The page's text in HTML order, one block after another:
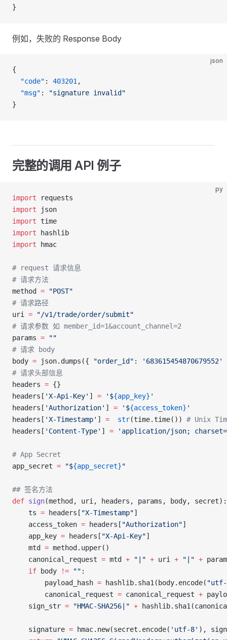
}
例如，失败的 Response Body
json
{
  "code"
: 403201 ,
  "msg"
:
"signature invalid"
}
完整的调用 API 例子
py
import requests
import json
import time
import hashlib
import hmac
# request 请求信息
# 请求方法
method = "POST"
# 请求路径
uri = "/v1/trade/order/submit"
# 请求参数 如 member_id=1&account_channel=2
params = ""
# 请求 body
body = json.dumps({ "order_id" : '683615454870679552'
# 请求头部信息
headers = {}
headers[ 'X-Api-Key' ] = '${app_key} '
headers[ 'Authorization' ] = '${access_token} '
headers[ 'X-Timestamp' ] =
  str
(time.time()) # Unix
headers[ 'Content-Type' ] = 'application/json;
# App Secret
app_secret = "${app_secret}"
## 签名方法
def sign(method, uri, headers, params, body, secret):
    ts
= headers[ "X-Timestamp"]
    access_token
= headers[ "Authorization"]
    app_key
= headers[ "X-Api-Key"]
    mtd
= method.upper()
    canonical_request
= mtd + "|" + uri + "|" +
    if
body != "" :
        payload_hash
= hashlib.sha1(body.encode(
        canonical_request
= canonical_request +
    sign_str
= "HMAC-SHA256|" +
    signature
= hmac.new(secret.encode( 'utf-8' ),